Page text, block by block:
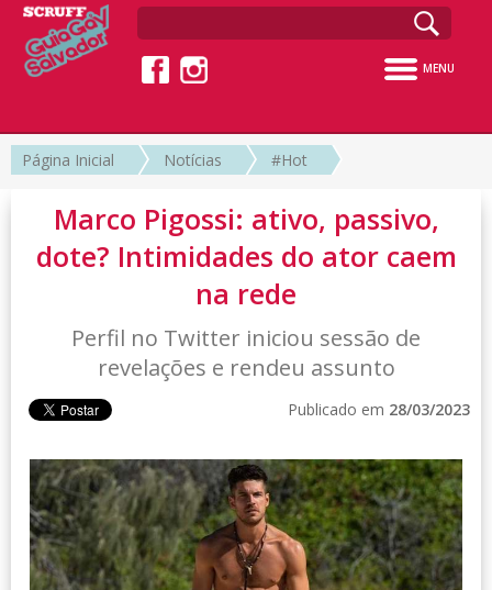
MENU
Página Inicial Notícias #Hot
Marco Pigossi: ativo, passivo,
dote? Intimidades do ator caem
na rede
Perfil no Twitter iniciou sessão de
revelações e rendeu assunto
Publicado em 28/03/2023